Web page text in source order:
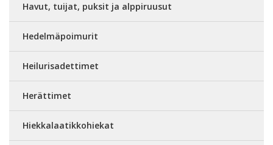
Havut, tuijat, puksit ja alppiruusut
Hedelmäpoimurit
Heilurisadettimet
Herättimet
Hiekkalaatikkohiekat